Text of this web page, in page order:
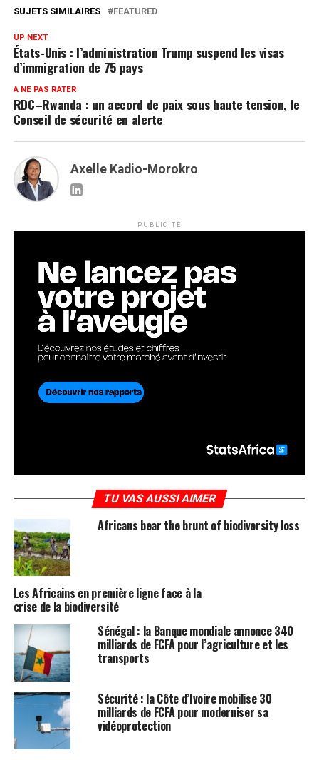
SUJETS SIMILAIRES FEATURED
UP NEXT
États-Unis : l’administration Trump suspend les visas
d’immigration de 75 pays
A NE PAS RATER
RDC–Rwanda : un accord de paix sous haute tension, le
Conseil de sécurité en alerte
Axelle Kadio-Morokro
PUBLICITÉ
TU VAS AUSSI AIMER
Africans bear the brunt of biodiversity loss
Les Africains en première ligne face à la
crise de la biodiversité
Sénégal : la Banque mondiale annonce 340
milliards de FCFA pour l’agriculture et les
transports
Sécurité : la Côte d’Ivoire mobilise 30
milliards de FCFA pour moderniser sa
vidéoprotection